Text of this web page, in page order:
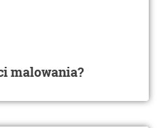
malowania?